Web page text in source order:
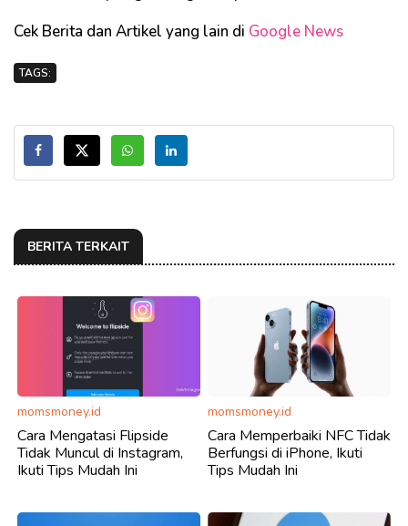
Cek Berita dan Artikel yang lain di Google News
TAGS:
BERITA TERKAIT
momsmoney.id
Cara Mengatasi Flipside
Tidak Muncul di Instagram,
Ikuti Tips Mudah Ini
momsmoney.id
Cara Memperbaiki NFC Tidak
Berfungsi di iPhone, Ikuti
Tips Mudah Ini